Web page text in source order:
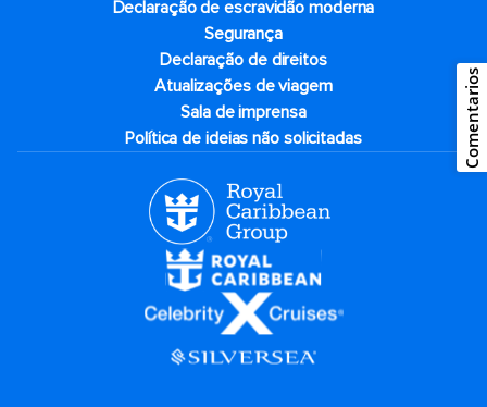
Declaração de escravidão moderna
Segurança
Declaração de direitos
Atualizações de viagem
Sala de imprensa
Política de ideias não solicitadas
Comentarios